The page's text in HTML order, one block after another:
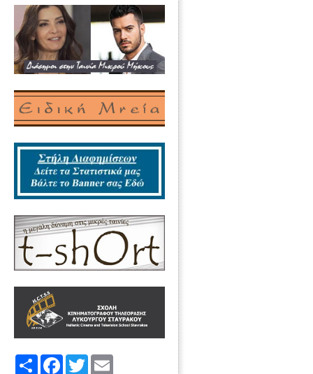
Share FacebookTwitter